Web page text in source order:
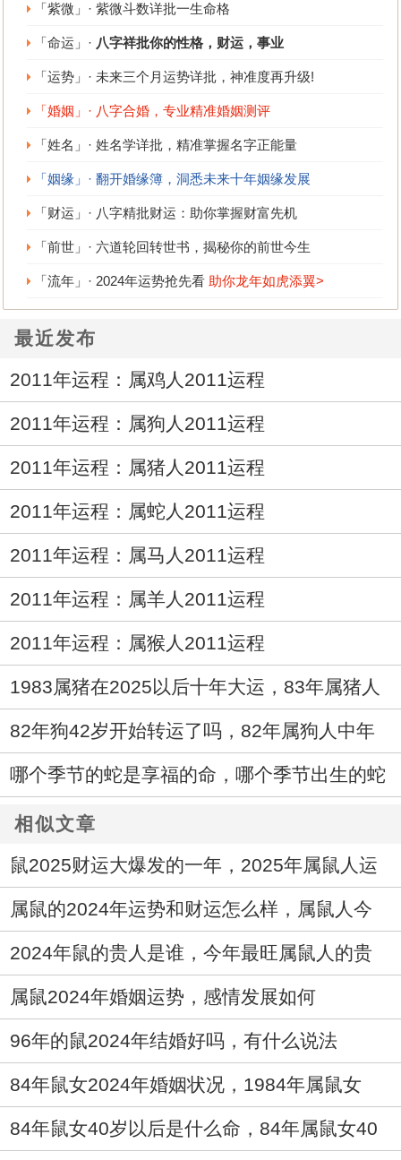
「紫微」· 紫微斗数详批一生命格
「命运」· 八字祥批你的性格，财运，事业
「运势」· 未来三个月运势详批，神准度再升级!
「婚姻」· 八字合婚，专业精准婚姻测评
「姓名」· 姓名学详批，精准掌握名字正能量
「姻缘」· 翻开婚缘簿，洞悉未来十年姻缘发展
「财运」· 八字精批财运：助你掌握财富先机
「前世」· 六道轮回转世书，揭秘你的前世今生
「流年」· 2024年运势抢先看 助你龙年如虎添翼>
最近发布
2011年运程：属鸡人2011运程
2011年运程：属狗人2011运程
2011年运程：属猪人2011运程
2011年运程：属蛇人2011运程
2011年运程：属马人2011运程
2011年运程：属羊人2011运程
2011年运程：属猴人2011运程
1983属猪在2025以后十年大运，83年属猪人
未来十年运气
82年狗42岁开始转运了吗，82年属狗人中年
运势走向如何
哪个季节的蛇是享福的命，哪个季节出生的蛇
最好命
相似文章
鼠2025财运大爆发的一年，2025年属鼠人运
势如何
属鼠的2024年运势和财运怎么样，属鼠人今
年财富运势发展如何
2024年鼠的贵人是谁，今年最旺属鼠人的贵
人生肖
属鼠2024年婚姻运势，感情发展如何
96年的鼠2024年结婚好吗，有什么说法
84年鼠女2024年婚姻状况，1984年属鼠女
2024年婚姻如何
84年鼠女40岁以后是什么命，84年属鼠女40